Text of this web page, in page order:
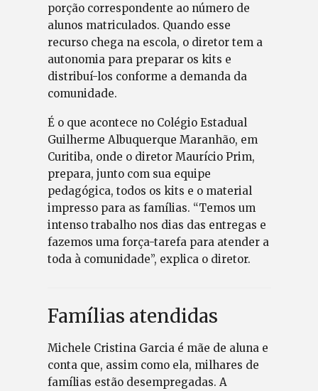
porção correspondente ao número de
alunos matriculados. Quando esse
recurso chega na escola, o diretor tem a
autonomia para preparar os kits e
distribuí-los conforme a demanda da
comunidade.
É o que acontece no Colégio Estadual
Guilherme Albuquerque Maranhão, em
Curitiba, onde o diretor Maurício Prim,
prepara, junto com sua equipe
pedagógica, todos os kits e o material
impresso para as famílias. “Temos um
intenso trabalho nos dias das entregas e
fazemos uma força-tarefa para atender a
toda à comunidade”, explica o diretor.
Famílias atendidas
Michele Cristina Garcia é mãe de aluna e
conta que, assim como ela, milhares de
famílias estão desempregadas. A